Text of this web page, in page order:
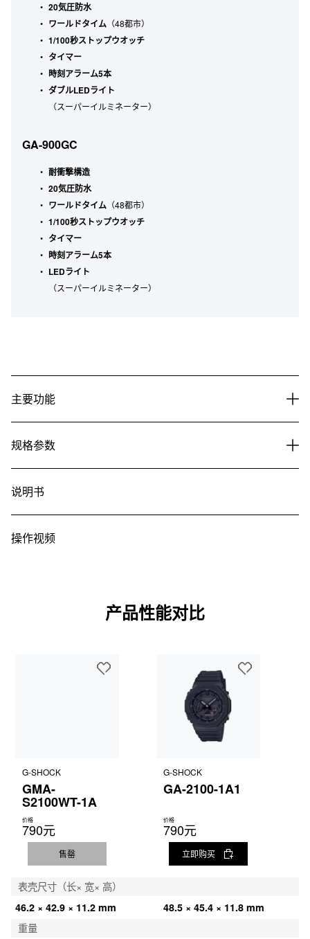
20気圧防水
ワールドタイム（48都市）
1/100秒ストップウオッチ
タイマー
時刻アラーム5本
ダブルLEDライト
（スーパーイルミネーター）
GA-900GC
耐衝撃構造
20気圧防水
ワールドタイム（48都市）
1/100秒ストップウオッチ
タイマー
時刻アラーム5本
LEDライト
（スーパーイルミネーター）
主要功能
规格参数
说明书
操作视频
产品性能对比
G-SHOCK
GMA-
S2100WT-1A
价格
790元
售罄
G-SHOCK
GA-2100-1A1
价格
790元
立即购买
表壳尺寸（长× 宽× 高）
46.2 × 42.9 × 11.2 mm
48.5 × 45.4 × 11.8 mm
重量